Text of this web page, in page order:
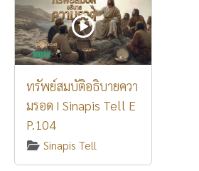
ทรัพย์สมบัติอธิบายควา
มรอด I Sinapis Tell E
P.104
Sinapis Tell